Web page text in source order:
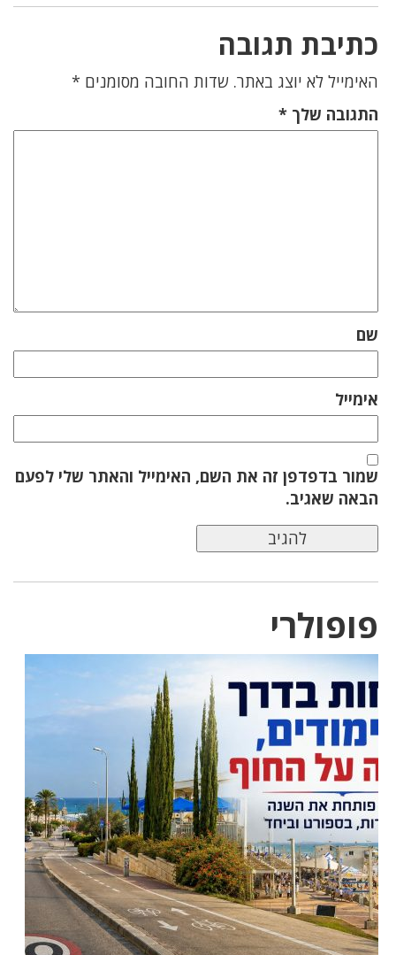
כתיבת תגובה
האימייל לא יוצג באתר. שדות החובה מסומנים *
התגובה שלך *
שם
אימייל
שמור בדפדפן זה את השם, האימייל והאתר שלי לפעם
הבאה שאגיב.
פופולרי